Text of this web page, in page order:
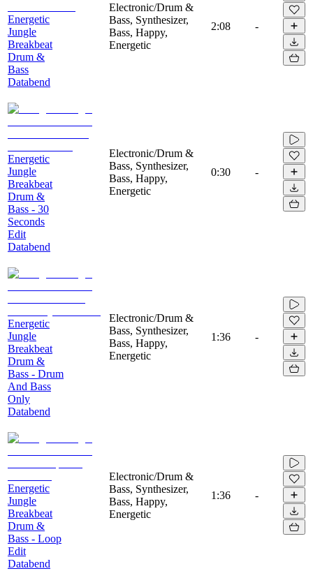
Energetic
Jungle
Breakbeat
Drum &
Bass
Databend
Electronic/Drum &
Bass, Synthesizer,
Bass, Happy,
Energetic
2:08 -
Energetic
Jungle
Breakbeat
Drum &
Bass - 30
Seconds
Edit
Databend
Electronic/Drum &
Bass, Synthesizer,
Bass, Happy,
Energetic
0:30 -
Energetic
Jungle
Breakbeat
Drum &
Bass - Drum
And Bass
Only
Databend
Electronic/Drum &
Bass, Synthesizer,
Bass, Happy,
Energetic
1:36 -
Energetic
Jungle
Breakbeat
Drum &
Bass - Loop
Edit
Databend
Electronic/Drum &
Bass, Synthesizer,
Bass, Happy,
Energetic
1:36 -